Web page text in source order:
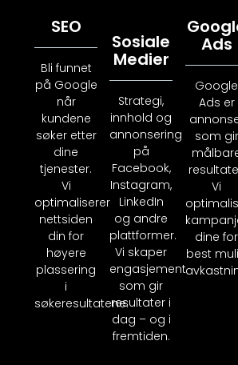
SEO
Bli funnet
på Google
når
kundene
søker etter
dine
tjenester.
Vi
optimaliserer
nettsiden
din for
høyere
plassering
i
søkeresultatene.
Sosiale
Medier
Strategi,
innhold og
annonsering
på
Facebook,
Instagram,
LinkedIn
og andre
plattformer.
Vi skaper
engasjement
som gir
resultater i
dag – og i
fremtiden.
Ads
Google
Ads er
som gir
Vi
dine for
best